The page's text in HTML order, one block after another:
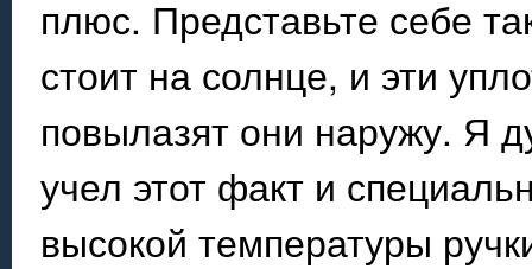
плюс. Представьте себе
стоит на солнце, и эти
повылазят они наружу. Я
учел этот факт и
высокой температуры